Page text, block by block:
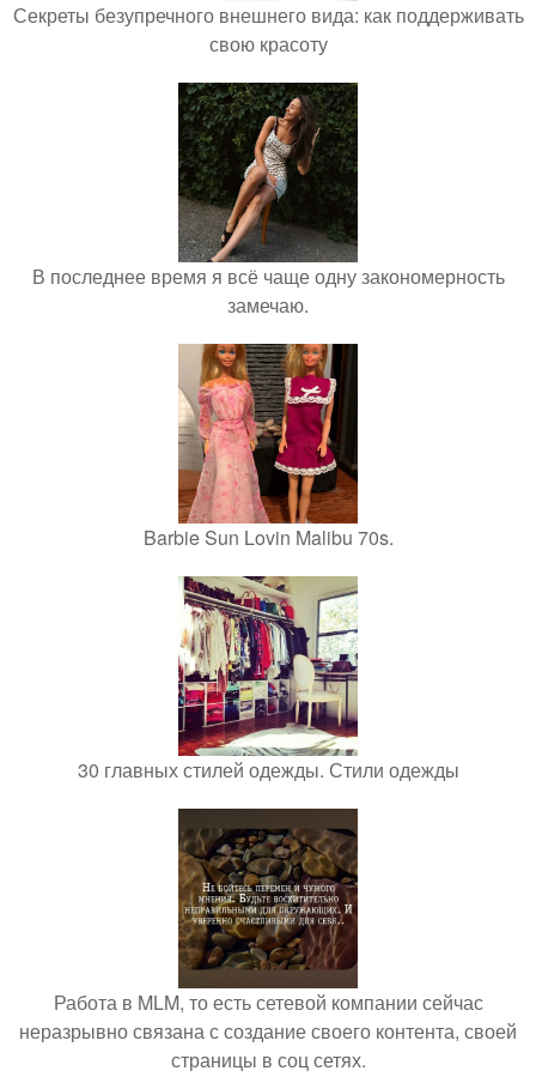
Секреты безупречного внешнего вида: как поддерживать
свою красоту
В последнее время я всё чаще одну закономерность
замечаю.
Barbie Sun Lovin Malibu 70s.
30 главных стилей одежды. Стили одежды
Работа в MLM, то есть сетевой компании сейчас
неразрывно связана с создание своего контента, своей
страницы в соц сетях.